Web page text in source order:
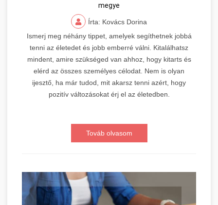
megye
Írta: Kovács Dorina
Ismerj meg néhány tippet, amelyek segíthetnek jobbá
tenni az életedet és jobb emberré válni. Kitalálhatsz
mindent, amire szükséged van ahhoz, hogy kitarts és
elérd az összes személyes célodat. Nem is olyan
ijesztő, ha már tudod, mit akarsz tenni azért, hogy
pozitív változásokat érj el az életedben.
Továb olvasom